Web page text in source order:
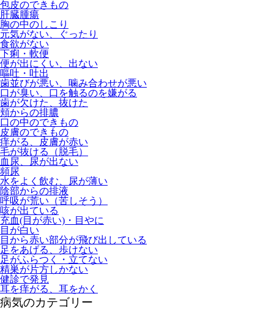
包皮のできもの
肝臓腫瘍
胸の中のしこり
元気がない、ぐったり
食欲がない
下痢・軟便
便が出にくい、出ない
嘔吐・吐出
歯並びが悪い、噛み合わせが悪い
口が臭い、口を触るのを嫌がる
歯が欠けた、抜けた
頬からの排膿
口の中のできもの
皮膚のできもの
痒がる、皮膚が赤い
毛が抜ける（脱毛）
血尿、尿が出ない
頻尿
水をよく飲む、尿が薄い
陰部からの排液
呼吸が荒い（苦しそう）
咳が出ている
充血(目が赤い)・目やに
目が白い
目から赤い部分が飛び出している
足をあげる、歩けない
足がふらつく・立てない
精巣が片方しかない
健診で発見
耳を痒がる、耳をかく
病気のカテゴリー